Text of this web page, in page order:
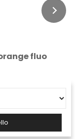
fluo